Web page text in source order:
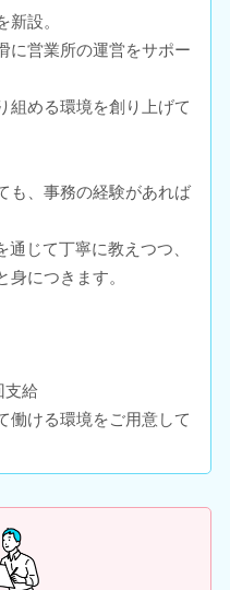
設。
に営業所の運営をサポー
組める環境を創り上げて
も、事務の経験があれば
じて丁寧に教えつつ、
につきます。
支給
働ける環境をご用意して